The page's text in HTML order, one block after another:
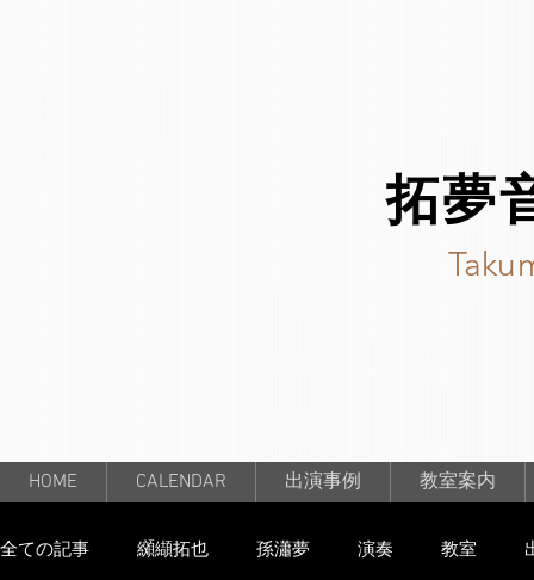
拓夢
HOME CALENDAR 出演事例 教室案内
全ての記事 纐纈拓也 孫瀟夢 演奏 教室